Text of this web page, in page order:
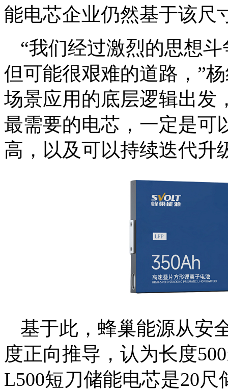
能电芯企业仍然基于该尺
“我们经过激烈的思想
但可能很艰难的道路，”
场景应用的底层逻辑出发
最需要的电芯，一定是可
高，以及可以持续迭代升
基于此，蜂巢能源从安
度正向推导，认为长度
L500短刀储能电芯是20